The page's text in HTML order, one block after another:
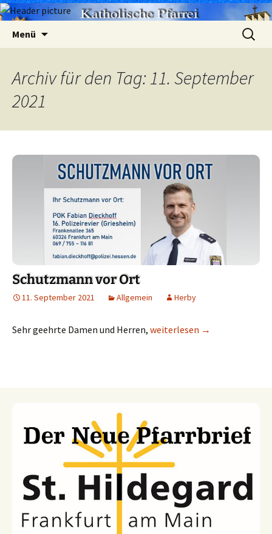
Menü
Suchen
nach:
Archiv für den Tag: 11. September
2021
Schutzmann vor Ort
11. September 2021 Allgemein Herby
Sehr geehrte Damen und Herren, Schutzmann vor Ort
weiterlesen →